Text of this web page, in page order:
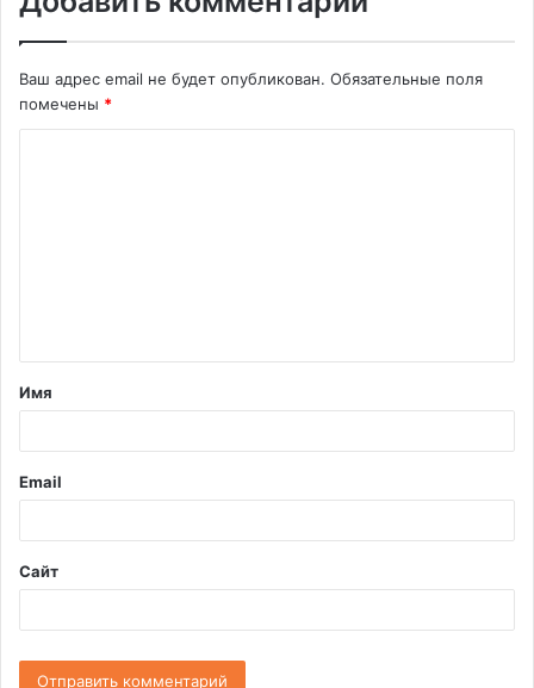
Ваш адрес email не будет опубликован. Обязательные поля
помечены *
т
а
й
*
Имя
Email
Сайт